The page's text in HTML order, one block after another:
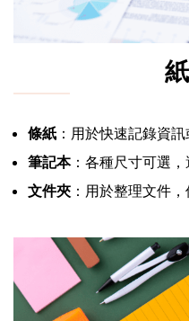
條紙 ：用於快速記錄資訊
筆記本：各種尺寸可選，
文件夾 ：用於整理文件，